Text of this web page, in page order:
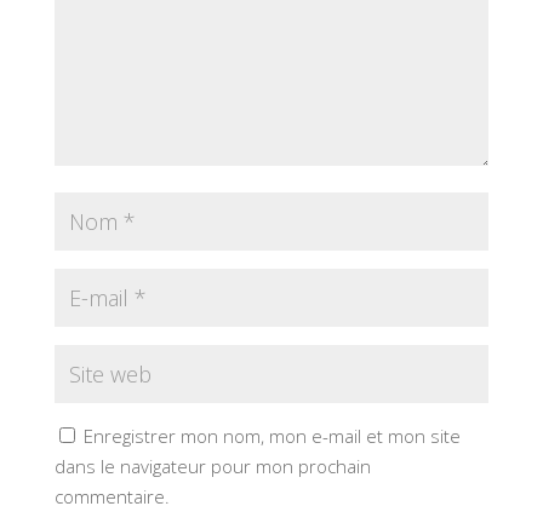
Enregistrer mon nom, mon e-mail et mon site
dans le navigateur pour mon prochain
commentaire.